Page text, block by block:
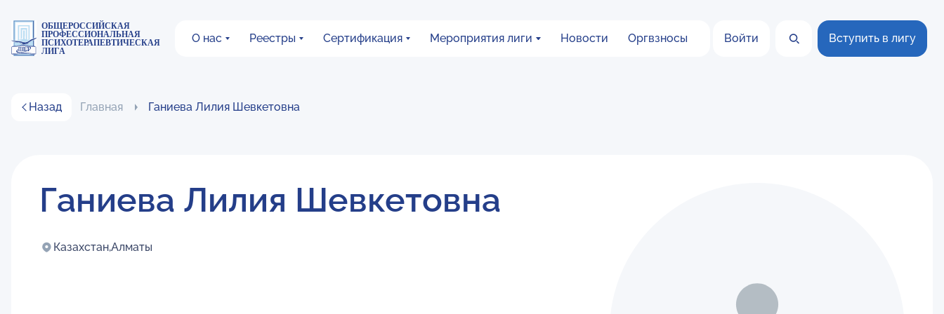
ОБЩЕРОССИЙСКАЯ
ПРОФЕССИОНАЛЬНАЯ
ПСИХОТЕРАПЕВТИЧЕСКАЯ
ЛИГА
О нас Реестры Сертификация Мероприятия лиги Новости Оргвзносы Войти Вступить в лигу
Назад Главная Ганиева Лилия Шевкетовна
Ганиева Лилия Шевкетовна
Казахстан,Алматы